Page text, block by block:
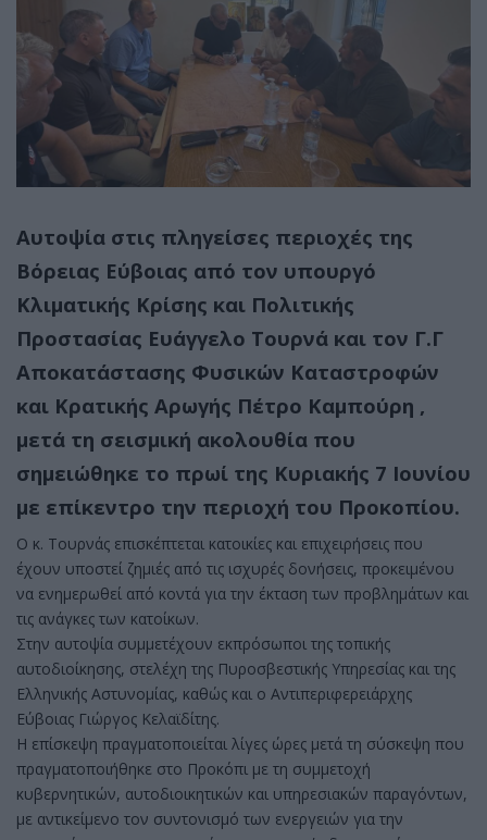
Αυτοψία στις πληγείσες περιοχές της
Βόρειας Εύβοιας από τον υπουργό
Κλιματικής Κρίσης και Πολιτικής
Προστασίας Ευάγγελο Τουρνά και τον Γ.Γ
Αποκατάστασης Φυσικών Καταστροφών
και Κρατικής Αρωγής Πέτρο Καμπούρη ,
μετά τη σεισμική ακολουθία που
σημειώθηκε το πρωί της Κυριακής 7 Ιουνίου
με επίκεντρο την περιοχή του Προκοπίου.
Ο κ. Τουρνάς επισκέπτεται κατοικίες και επιχειρήσεις που
έχουν υποστεί ζημιές από τις ισχυρές δονήσεις, προκειμένου
να ενημερωθεί από κοντά για την έκταση των προβλημάτων και
τις ανάγκες των κατοίκων.
Στην αυτοψία συμμετέχουν εκπρόσωποι της τοπικής
αυτοδιοίκησης, στελέχη της Πυροσβεστικής Υπηρεσίας και της
Ελληνικής Αστυνομίας, καθώς και ο Αντιπεριφερειάρχης
Εύβοιας Γιώργος Κελαϊδίτης.
Η επίσκεψη πραγματοποιείται λίγες ώρες μετά τη σύσκεψη που
πραγματοποιήθηκε στο Προκόπι με τη συμμετοχή
κυβερνητικών, αυτοδιοικητικών και υπηρεσιακών παραγόντων,
με αντικείμενο τον συντονισμό των ενεργειών για την